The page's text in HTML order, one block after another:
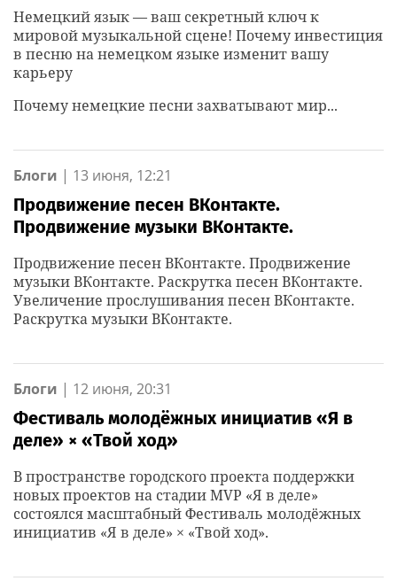
Немецкий язык — ваш секретный ключ к
мировой музыкальной сцене! Почему инвестиция
в песню на немецком языке изменит вашу
карьеру
Почему немецкие песни захватывают мир...
Блоги | 13 июня, 12:21
Продвижение песен ВКонтакте.
Продвижение музыки ВКонтакте.
Продвижение песен ВКонтакте. Продвижение
музыки ВКонтакте. Раскрутка песен ВКонтакте.
Увеличение прослушивания песен ВКонтакте.
Раскрутка музыки ВКонтакте.
Блоги | 12 июня, 20:31
Фестиваль молодёжных инициатив «Я в
деле» × «Твой ход»
В пространстве городского проекта поддержки
новых проектов на стадии MVP «Я в деле»
состоялся масштабный Фестиваль молодёжных
инициатив «Я в деле» × «Твой ход».